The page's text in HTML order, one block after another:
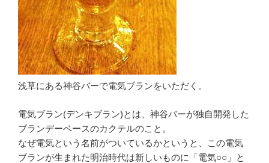
浅草にある神谷バーで電気ブランをいただく。
電気ブラン(デンキブラン)とは、神谷バーが独自開発した
ブランデーベースのカクテルのこと。
なぜ電気という名前がついているかというと、この電気
ブランが生まれた明治時代は新しいものに「電気○○」と